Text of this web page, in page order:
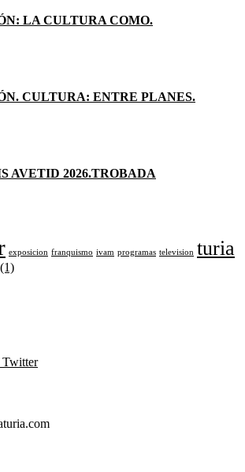
LA CULTURA COMO.
CULTURA: ENTRE PLANES.
AVETID 2026.TROBADA
exposicion franquismo ivam programas television turia
Twitter